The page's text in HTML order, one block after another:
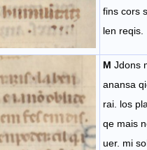
fins cors
len reqis.
M Jdons
anansa
rai. los
qe mais
uer. mi